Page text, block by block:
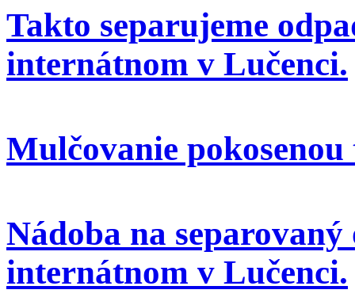
Takto separujeme
internátnom v Lučenci.
Mulčovanie
Nádoba na
internátnom v Lučenci.